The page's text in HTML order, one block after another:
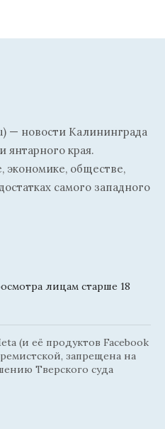
— новости Калининграда
янтарного края.
экономике, обществе,
самого западного
лицам старше 18
(и её продуктов Facebook
запрещена на
Тверского суда